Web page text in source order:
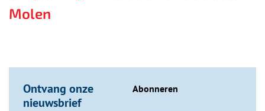
Molen
Ontvang onze
nieuwsbrief
Abonneren